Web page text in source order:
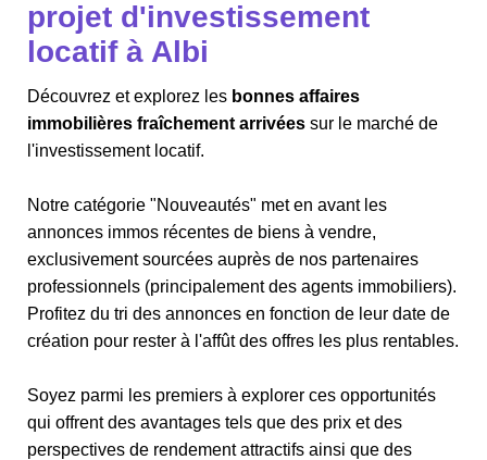
projet d'investissement
locatif à Albi
Découvrez et explorez les bonnes affaires
immobilières fraîchement arrivées sur le marché de
l'investissement locatif.
Notre catégorie "Nouveautés" met en avant les
annonces immos récentes de biens à vendre,
exclusivement sourcées auprès de nos partenaires
professionnels (principalement des agents immobiliers).
Profitez du tri des annonces en fonction de leur date de
création pour rester à l'affût des offres les plus rentables.
Soyez parmi les premiers à explorer ces opportunités
qui offrent des avantages tels que des prix et des
perspectives de rendement attractifs ainsi que des